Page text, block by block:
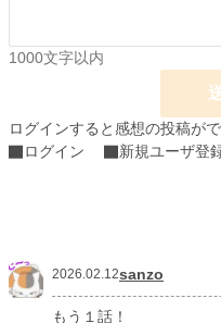
24h.ポイント 7 pt
更新日時 2026.02.04 19:00
初回公開日時 2026.02.02 19:00
月間ポイント 777 pt (27,768 位)
年間ポイント 12,440 pt (27,451 位)
1000文字以内
ログインすると感想の投稿がで
ログイン
新規ユーザ登
2026.02.12sanzo
もう１話！